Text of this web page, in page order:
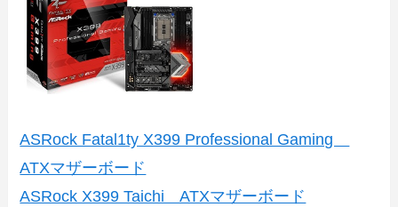
ASRock Fatal1ty X399 Professional Gaming
ATXマザーボード
ASRock X399 Taichi ATXマザーボード